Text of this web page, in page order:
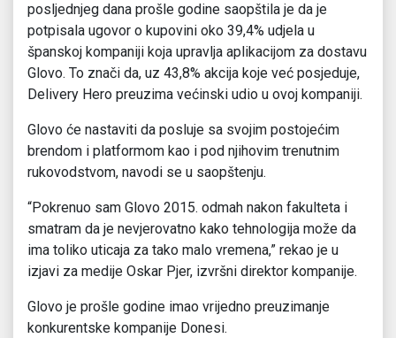
posljednjeg dana prošle godine saopštila je da je
potpisala ugovor o kupovini oko 39,4% udjela u
španskoj kompaniji koja upravlja aplikacijom za dostavu
Glovo. To znači da, uz 43,8% akcija koje već posjeduje,
Delivery Hero preuzima većinski udio u ovoj kompaniji.
Glovo će nastaviti da posluje sa svojim postojećim
brendom i platformom kao i pod njihovim trenutnim
rukovodstvom, navodi se u saopštenju.
“Pokrenuo sam Glovo 2015. odmah nakon fakulteta i
smatram da je nevjerovatno kako tehnologija može da
ima toliko uticaja za tako malo vremena,” rekao je u
izjavi za medije Oskar Pjer, izvršni direktor kompanije.
Glovo je prošle godine imao vrijedno preuzimanje
konkurentske kompanije Donesi.